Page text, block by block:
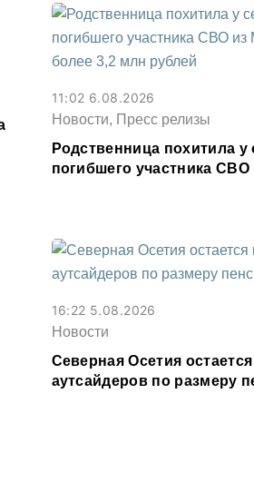
11:02 6.08.2026
Новости, Пресс релизы
Родственница похитила у
погибшего участника СВО
16:22 5.08.2026
Новости
Северная Осетия
аутсайдеров по размеру